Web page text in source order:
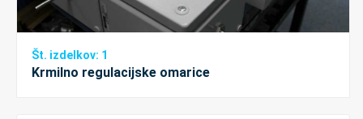
Št. izdelkov: 1
Krmilno regulacijske omarice